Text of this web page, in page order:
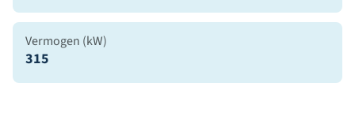
Vermogen (kW)
315